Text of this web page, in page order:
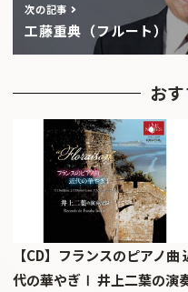
次の記事
工藤重典（フルート）
お
【CD】フランスのピアノ曲
代の華やぎⅠ 井上二葉の演